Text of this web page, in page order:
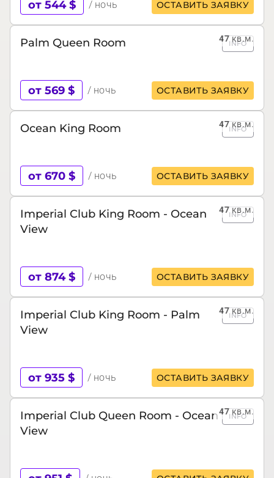
от 544 $ / ночь ОСТАВИТЬ ЗАЯВКУ
47кв.м.
Palm Queen Room INFO
от 569 $ / ночь ОСТАВИТЬ ЗАЯВКУ
47кв.м.
Ocean King Room INFO
от 670 $ / ночь ОСТАВИТЬ ЗАЯВКУ
47кв.м.
Imperial Club King Room - Ocean
View
INFO
от 874 $ / ночь ОСТАВИТЬ ЗАЯВКУ
47кв.м.
Imperial Club King Room - Palm
View
INFO
от 935 $ / ночь ОСТАВИТЬ ЗАЯВКУ
47кв.м.
Imperial Club Queen Room - Ocean
View
INFO